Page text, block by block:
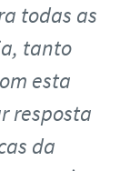
todas as
tanto
esta
resposta
da